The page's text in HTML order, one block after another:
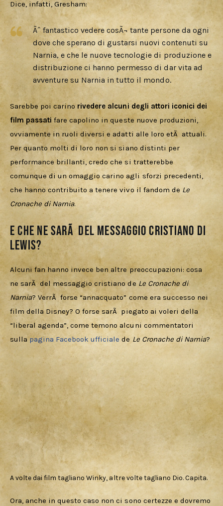
Dice, infatti, Gresham:
Ãˆ fantastico vedere cosÃ¬ tante persone da ogni
dove che sperano di gustarsi nuovi contenuti su
Narnia, e che le nuove tecnologie di produzione e
distribuzione ci hanno permesso di dar vita ad
avventure su Narnia in tutto il mondo.
Sarebbe poi carino rivedere alcuni degli attori iconici dei
film passati fare capolino in queste nuove produzioni,
ovviamente in ruoli diversi e adatti alle loro etÃ  attuali.
Per quanto molti di loro non si siano distinti per
performance brillanti, credo che si tratterebbe
comunque di un omaggio carino agli sforzi precedenti,
che hanno contribuito a tenere vivo il fandom de Le
Cronache di Narnia.
E che ne sarÃ del messaggio cristiano di
Lewis?
Alcuni fan hanno invece ben altre preoccupazioni: cosa
ne sarÃ  del messaggio cristiano de Le Cronache di
Narnia? VerrÃ  forse “annacquato” come era successo nei
film della Disney? O forse sarÃ  piegato ai voleri della
“liberal agenda”, come temono alcuni commentatori
sulla pagina Facebook ufficiale de Le Cronache di Narnia?
A volte dai film tagliano Winky, altre volte tagliano Dio. Capita.
Ora, anche in questo caso non ci sono certezze e dovremo